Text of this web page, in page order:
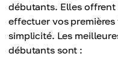
débutants. Elles
effectuer vos
simplicité. Les
débutants sont :